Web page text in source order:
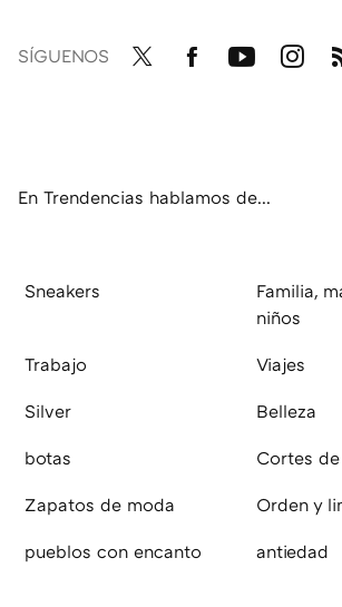
SÍGUENOS
En Trendencias hablamos de...
Sneakers
Familia,
niños
Trabajo Viajes
Silver Belleza
botas Cortes
Zapatos de moda Orden y
pueblos con encanto antiedad